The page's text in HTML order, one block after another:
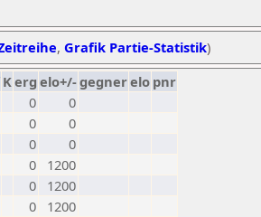
, Grafik Partie-Statistik)
Kerg elo+/-gegnerelo pnr
0
0
0
0
0
0
0
1200
0
1200
0
1200